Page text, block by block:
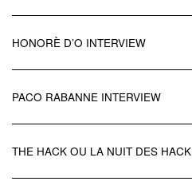
HONORÈ D’O INTERVIEW
PACO RABANNE INTERVIEW
THE HACK OU LA NUIT DES